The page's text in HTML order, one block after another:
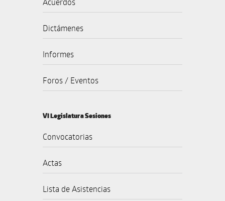
Dictámenes
Informes
Foros / Eventos
VI Legislatura Sesiones
Convocatorias
Actas
Lista de Asistencias